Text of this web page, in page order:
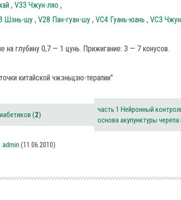
, V33 Чжун-ляо ,
Шэнь-шу , V28 Пан-гуан-шу , VC4 Гуань-юань , VC3
на глубину 0,7 — 1 цунь. Прижигание: 3 — 7 конусов.
китайской чжэньцзю-терапии"
(2)
часть 1 Нейронный
основа акупунктуры
admin (11.06.2010)